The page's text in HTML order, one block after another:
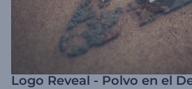
Logo Reveal - Polvo en el